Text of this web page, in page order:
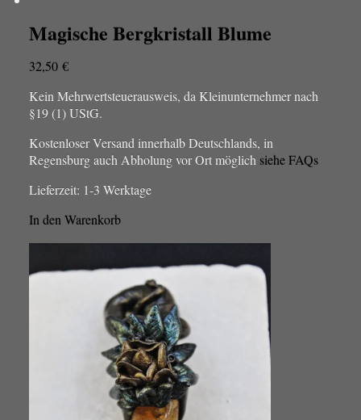
Magische Bergkristall Blume
32,50 €
Kein Mehrwertsteuerausweis, da Kleinunternehmer nach
§19 (1) UStG.
Kostenloser Versand innerhalb Deutschlands, in
Regensburg auch Abholung vor Ort möglich siehe FAQs
Lieferzeit: 1-3 Werktage
In den Warenkorb